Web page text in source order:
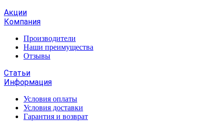
Акции
Компания
Производители
Наши преимущества
Отзывы
Статьи
Информация
Условия оплаты
Условия доставки
Гарантия и возврат